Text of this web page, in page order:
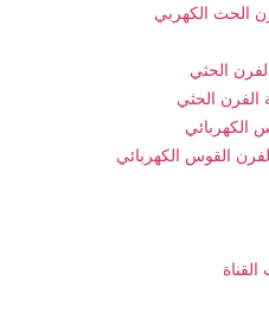
الكهربي
الحثي
الحثي
القوس الكهربائي